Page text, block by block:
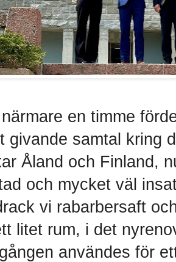
en timme
givande samtal kring
Åland och Finland,
och mycket väl
vi rabarbersaft
litet rum, i det
användes för